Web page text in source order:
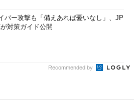
バー攻撃も「備えあれば憂いなし」、JP
対策ガイド公開
Recommended by